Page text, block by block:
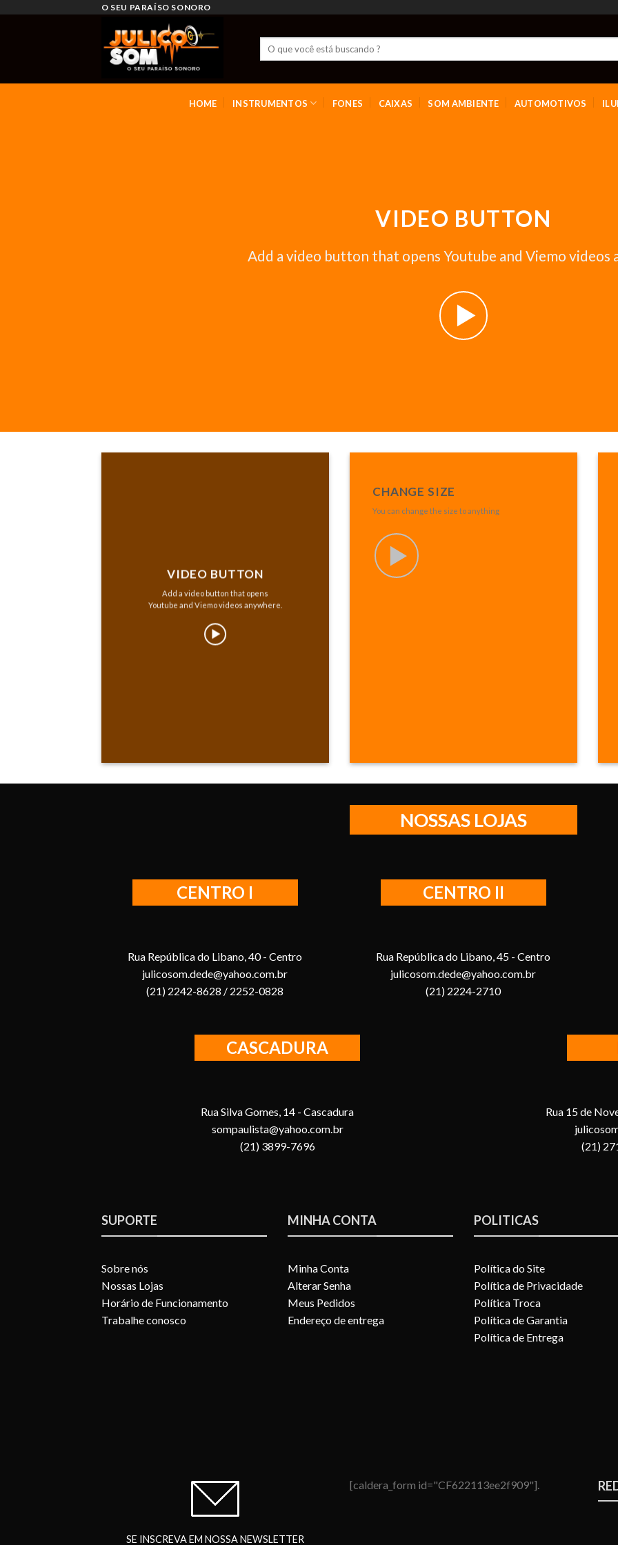
O SEU PARAÍSO SONORO
HOME INSTRUMENTOS FONES CAIXAS SOM AMBIENTE AUTOMOTIVOS
VIDEO BUTTON
Add a video button that opens Youtube and Viemo videos
VIDEO BUTTON
Add a video button that opens
Youtube and Viemo videos anywhere.
CHANGE SIZE
You can change the size to anything
NOSSAS LOJAS
CENTRO I
Rua República do Libano, 40 - Centro
julicosom.dede@yahoo.com.br
(21) 2242-8628 / 2252-0828
CENTRO II
Rua República do Libano, 45 - Centro
julicosom.dede@yahoo.com.br
(21) 2224-2710
CASCADURA
Rua Silva Gomes, 14 - Cascadura
sompaulista@yahoo.com.br
(21) 3899-7696
Rua 15 de
(21)
SUPORTE
Sobre nós
Nossas Lojas
Horário de Funcionamento
Trabalhe conosco
MINHA CONTA
Minha Conta
Alterar Senha
Meus Pedidos
Endereço de entrega
POLITICAS
Política do Site
Política de Privacidade
Política Troca
Política de Garantia
Política de Entrega
SE INSCREVA EM NOSSA NEWSLETTER
[caldera_form id="CF622113ee2f909"].